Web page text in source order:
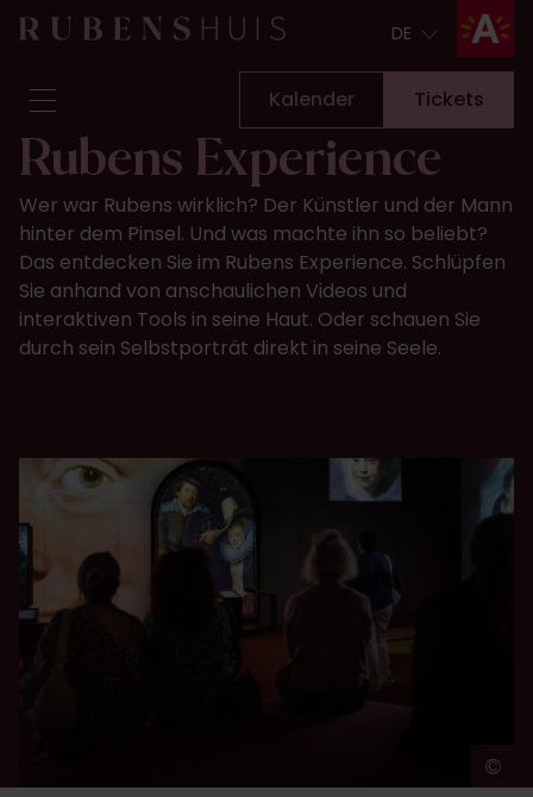
DE
Besuch
Sehen & Unternehmen
Umbauarbeiten
Geschichten
Sammlung & Forschung
Fragen & Antworten
Kalender
Tickets
Kalender Tickets
Rubens Experience
Wer war Rubens wirklich? Der Künstler und der Mann
hinter dem Pinsel. Und was machte ihn so beliebt?
Das entdecken Sie im Rubens Experience. Schlüpfen
Sie anhand von anschaulichen Videos und
interaktiven Tools in seine Haut. Oder schauen Sie
durch sein Selbstporträt direkt in seine Seele. ​
©